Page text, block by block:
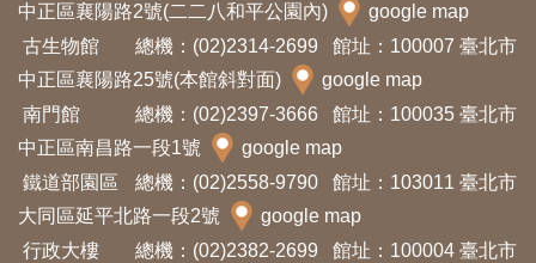
中正區襄陽路2號(二二八和平公園內)
google map
古生物館
總機：(02)2314-2699
館址：100007 臺北市
中正區襄陽路25號(本館斜對面)
google map
南門館
總機：(02)2397-3666
館址：100035 臺北市
中正區南昌路一段1號
google map
鐵道部園區
總機：(02)2558-9790
館址：103011 臺北市
大同區延平北路一段2號
google map
行政大樓
總機：(02)2382-2699 館址：100004 臺北市